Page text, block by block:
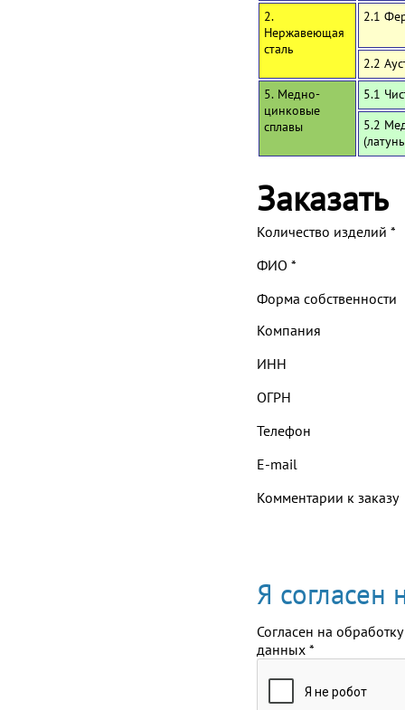
2.
Нержавеющая
сталь
2.1
2.2
5. Медно-
цинковые
сплавы
5.1
5.2
Заказать
Количество изделий *
ФИО *
Форма собственности
Компания
ИНН
ОГРН
Телефон
E-mail
Комментарии к заказу
Я согласен
Согласен на обработку
данных *